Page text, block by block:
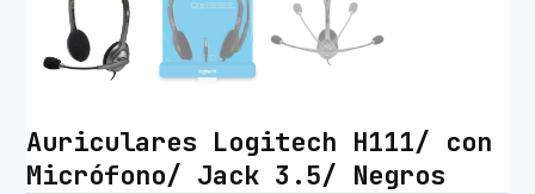
Auriculares Logitech H111/ con
Micrófono/ Jack 3.5/ Negros